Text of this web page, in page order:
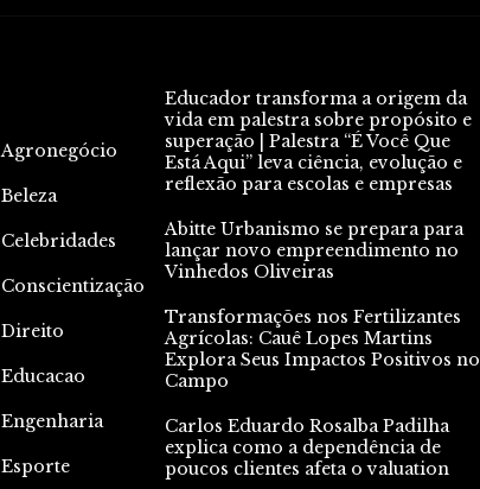
Agronegócio
Beleza
Celebridades
Conscientização
Direito
Educacao
Engenharia
Esporte
Educador transforma a origem da
vida em palestra sobre propósito e
superação | Palestra “É Você Que
Está Aqui” leva ciência, evolução e
reflexão para escolas e empresas
Abitte Urbanismo se prepara para
lançar novo empreendimento no
Vinhedos Oliveiras
Transformações nos Fertilizantes
Agrícolas: Cauê Lopes Martins
Explora Seus Impactos Positivos no
Campo
Carlos Eduardo Rosalba Padilha
explica como a dependência de
poucos clientes afeta o valuation